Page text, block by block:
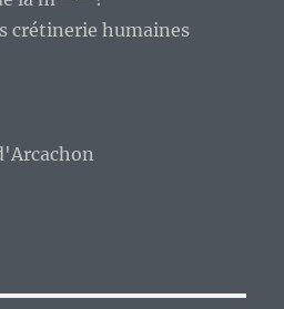
crétinerie humaines